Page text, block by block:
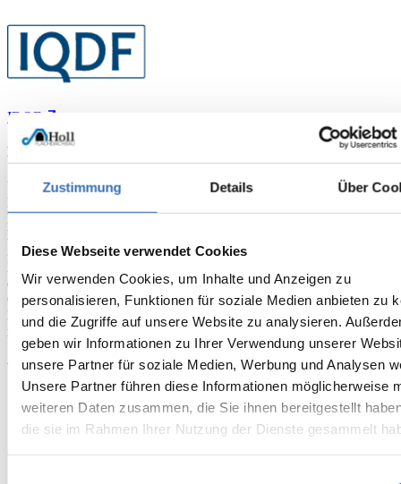
Zustimmung Details Über
Diese Webseite verwendet Cookies
Wir verwenden Cookies, um Inhalte und Anzeigen zu
personalisieren, Funktionen für soziale Medien anbieten zu
und die Zugriffe auf unsere Website zu analysieren.
geben wir Informationen zu Ihrer Verwendung unserer
unsere Partner für soziale Medien, Werbung und Analysen
Unsere Partner führen diese Informationen möglicherweise
weiteren Daten zusammen, die Sie ihnen bereitgestellt
die sie im Rahmen Ihrer Nutzung der Dienste gesammelt
IDQF
Präqualifikation (PQ-VOB)
Unser Unternehmen ist im Präqualifikationsverzeichnis für
Bauunternehmen (PQ-VOB) eingetragen.
Diese Eintragung bestätigt, dass wir von einer unabhängigen Stelle
hinsichtlich unserer fachlichen Eignung, Leistungsfähigkeit,
Zuverlässigkeit und Gesetzestreue überprüft werden.
Die Präqualifikation erleichtert nicht nur die Teilnahme an
öffentlichen Ausschreibungen, sondern steht auch für Transparenz,
Qualität und Vertrauen. Öffentliche und private Auftraggeber
können sich darauf verlassen, dass alle erforderlichen Nachweise
regelmäßig geprüft und aktuell sind.
Vorteile unserer PQ-Zertifizierung:
anerkannter Nachweis geprüfter Unternehmensqualität
vereinfachte Teilnahme an öffentlichen Vergabeverfahren
hohe Transparenz und Rechtssicherheit